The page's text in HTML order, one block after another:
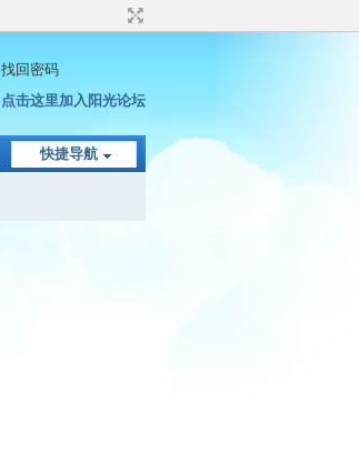
找回密码
点击这里加入阳光论坛
快捷导航